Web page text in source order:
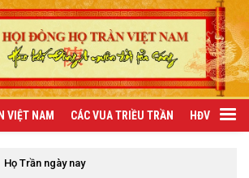
VIỆT NAM CÁC VUA TRIỀU TRẦN HĐV TRẦN
Họ Trần ngày nay